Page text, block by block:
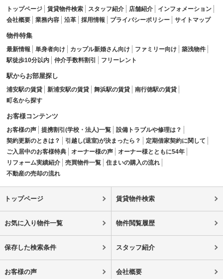
トップページ 賃貸物件検索 スタッフ紹介 店舗紹介
インフォメーション
会社概要
業務内容 沿革 採用情報 プライバシーポリシー サイトマップ
物件特集
最新情報 単身者向け カップル新婚さん向け ファミリー向け
築浅物件
駅徒歩10分以内
仲介手数料割引 フリーレント
駅からお部屋探し
浦安駅の賃貸 新浦安駅の賃貸 舞浜駅の賃貸
南行徳駅の賃貸
町名から探す
お客様コンテンツ
お客様の声 提携割引(学校・法人)一覧
設備トラブルや修理は？
契約更新のときは？
引越し(退室)が決まったら？
定期借家契約に関して
ご入居中のお客様特典
オーナー様の声
オーナー様とともに54年
リフォーム実績紹介
売買物件一覧
住まいの購入の流れ
不動産の売却の流れ
トップページ 賃貸物件検索
お気に入り物件一覧 物件閲覧履歴
保存した検索条件 スタッフ紹介
お客様の声 会社概要